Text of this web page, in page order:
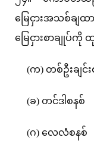
မြေငှားအသစ်ချထ
မြေငှားစာချုပ်
(က) တစ်ဦးချင်း
(ခ) တင်ဒါစနစ်
(ဂ) လေလံစနစ်